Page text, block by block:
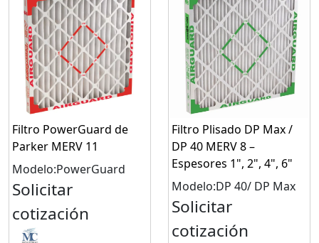
Filtro PowerGuard de
Parker MERV 11
Modelo:PowerGuard
Solicitar
cotización
Filtro Plisado DP Max /
DP 40 MERV 8 –
Espesores 1", 2", 4", 6"
Modelo:DP 40/ DP Max
Solicitar
cotización